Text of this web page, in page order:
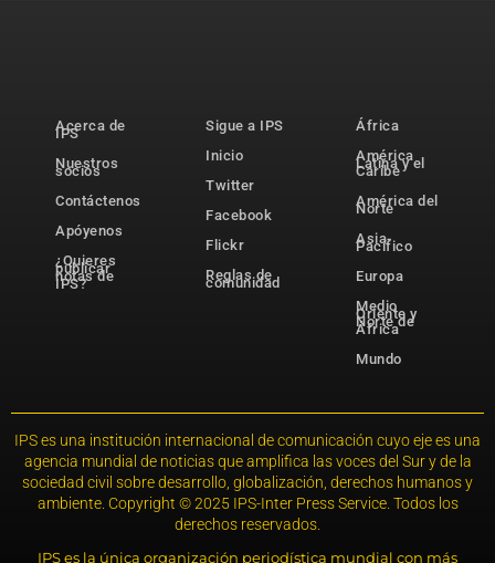
Acerca de
IPS
Nuestros
socios
Contáctenos
Apóyenos
¿Quieres
publicar
notas de
IPS?
Sigue a IPS
Inicio
Twitter
Facebook
Flickr
Reglas de
comunidad
África
América
Latina y el
Caribe
América del
Norte
Asia-
Pacífico
Europa
Medio
Oriente y
Norte de
África
Mundo
IPS es una institución internacional de comunicación cuyo eje es una
agencia mundial de noticias que amplifica las voces del Sur y de la
sociedad civil sobre desarrollo, globalización, derechos humanos y
ambiente. Copyright © 2025 IPS-Inter Press Service. Todos los
derechos reservados.
IPS es la única organización periodística mundial con más